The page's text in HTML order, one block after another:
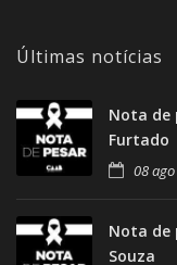
Últimas notícias
Nota de
Furtado
08
Nota de
Souza